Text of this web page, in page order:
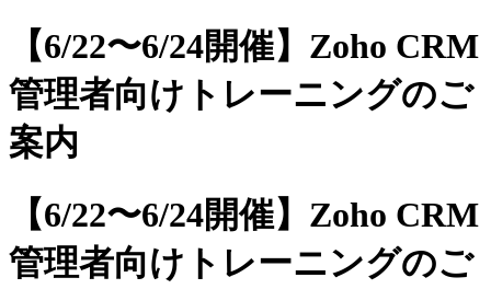
【6/22〜6/24開催】Zoho CRM
管理者向けトレーニングのご
案内
【6/22〜6/24開催】Zoho CRM
管理者向けトレーニングのご